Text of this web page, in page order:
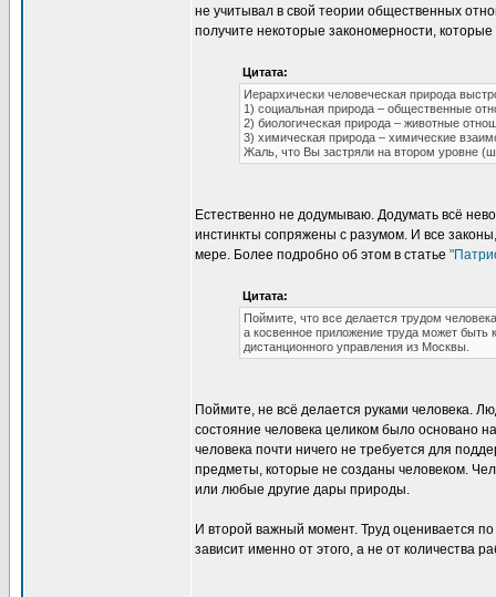
не учитывал в свой теории общественных
получите некоторые закономерности,
Цитата:
Иерархически человеческая природа
1) социальная природа – общественные
2) биологическая природа – животные
3) химическая природа – химические
Жаль, что Вы застряли на втором уровне
Естественно не додумываю. Додумать всё
инстинкты сопряжены с разумом. И все
мере. Более подробно об этом в статье
Цитата:
Поймите, что все делается трудом
а косвенное приложение труда может быть
дистанционного управления из Москвы.
Поймите, не всё делается руками человека.
состояние человека целиком было основано
человека почти ничего не требуется для
предметы, которые не созданы человеком.
или любые другие дары природы.
И второй важный момент. Труд оценивается
зависит именно от этого, а не от количества